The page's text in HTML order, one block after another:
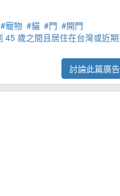
#寵物 #貓 #門 #開門
45 歲之間且居住在台灣或近
討論此篇廣告